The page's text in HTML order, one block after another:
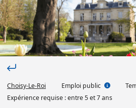
Choisy-Le-Roi Emploi public
Expérience requise :entre 5 et 7 ans